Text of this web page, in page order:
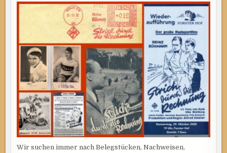
Wir suchen immer nach Belegstücken, Nachweisen,